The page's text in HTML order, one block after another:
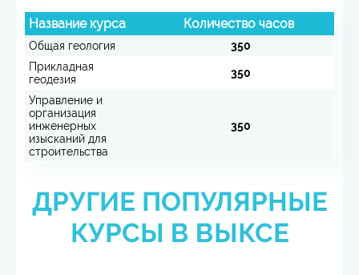
Название курса Количество часов
Общая геология
350
Прикладная
геодезия
350
Управление и
организация
инженерных
изысканий для
строительства
350
ДРУГИЕ ПОПУЛЯРНЫЕ
КУРСЫ В ВЫКСЕ